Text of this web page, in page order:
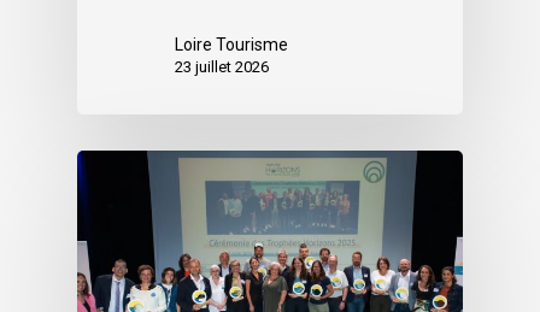
Loire Tourisme
23 juillet 2026